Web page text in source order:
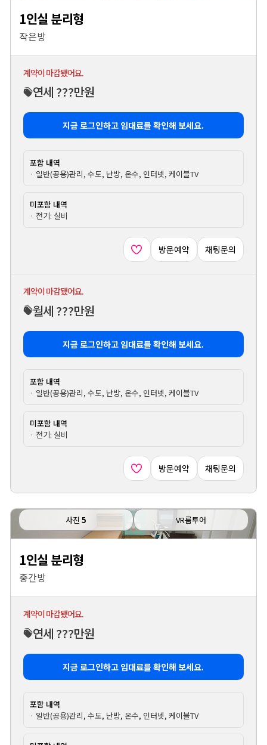
1인실 분리형
작은방
계약이 마감됐어요.
연세 ???만원
지금 로그인하고 임대료를 확인해 보세요.
포함 내역
· 일반(공용)관리, 수도, 난방, 온수, 인터넷, 케이블TV
미포함 내역
· 전기: 실비
방문예약 채팅문의
계약이 마감됐어요.
월세 ???만원
지금 로그인하고 임대료를 확인해 보세요.
포함 내역
· 일반(공용)관리, 수도, 난방, 온수, 인터넷, 케이블TV
미포함 내역
· 전기: 실비
방문예약 채팅문의
사진 5 VR룸투어
1인실 분리형
중간방
계약이 마감됐어요.
연세 ???만원
지금 로그인하고 임대료를 확인해 보세요.
포함 내역
· 일반(공용)관리, 수도, 난방, 온수, 인터넷, 케이블TV